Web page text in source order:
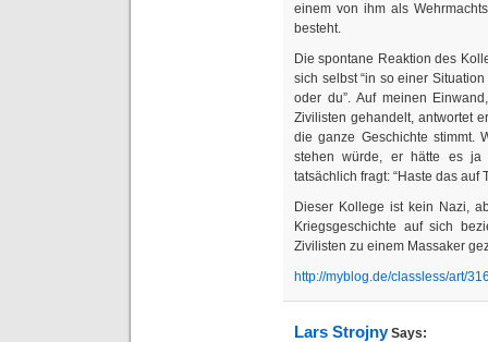
einem von ihm als
besteht.
Die spontane Reaktion des
sich selbst “in so einer
oder du”. Auf meinen
Zivilisten gehandelt, antwortet
die ganze Geschichte stimmt.
stehen würde, er hätte es ja
tatsächlich fragt: “Haste das auf
Dieser Kollege ist kein Nazi,
Kriegsgeschichte auf sich
Zivilisten zu einem Massaker
http://myblog.de/classless/art/
Lars StrojnySays: